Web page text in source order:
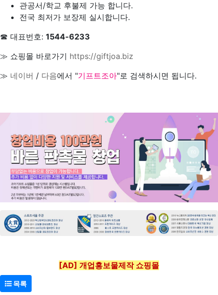
관공서/학교 후불제 가능 합니다.
전국 최저가 보장제 실시합니다.
☎ 대표번호: 1544-6233
≫ 쇼핑몰 바로가기 https://giftjoa.biz
≫ 네이버 / 다음에서 "기프트조아"로 검색하시면 됩니다.
[AD] 개업홍보물제작 쇼핑몰
목록